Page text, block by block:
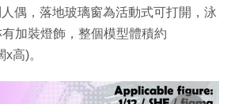
偶，落地玻璃窗為活動式可打開，泳
加裝燈飾，整個模型體積約
高)。